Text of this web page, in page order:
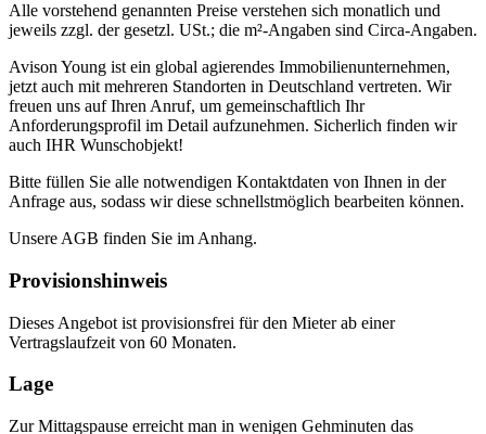
Alle vorstehend genannten Preise verstehen sich monatlich und
jeweils zzgl. der gesetzl. USt.; die m²-Angaben sind Circa-Angaben.
Avison Young ist ein global agierendes Immobilienunternehmen,
jetzt auch mit mehreren Standorten in Deutschland vertreten. Wir
freuen uns auf Ihren Anruf, um gemeinschaftlich Ihr
Anforderungsprofil im Detail aufzunehmen. Sicherlich finden wir
auch IHR Wunschobjekt!
Bitte füllen Sie alle notwendigen Kontaktdaten von Ihnen in der
Anfrage aus, sodass wir diese schnellstmöglich bearbeiten können.
Unsere AGB finden Sie im Anhang.
Provisionshinweis
Dieses Angebot ist provisionsfrei für den Mieter ab einer
Vertragslaufzeit von 60 Monaten.
Lage
Zur Mittagspause erreicht man in wenigen Gehminuten das